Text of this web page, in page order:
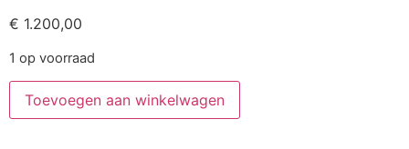
€ 1.200,00
1 op voorraad
Toevoegen aan winkelwagen